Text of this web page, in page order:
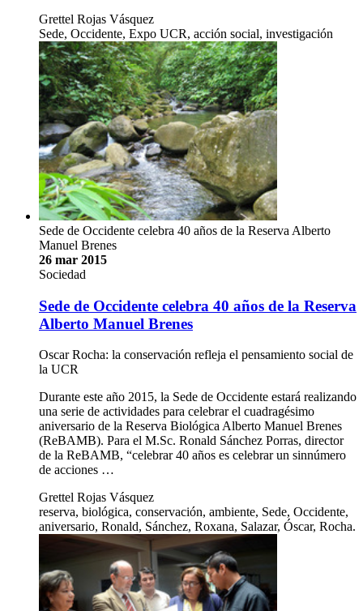
Grettel Rojas Vásquez
Sede, Occidente, Expo UCR, acción social, investigación
Sede de Occidente celebra 40 años de la Reserva Alberto
Manuel Brenes
26 mar 2015
Sociedad
Sede de Occidente celebra 40 años de la Reserva
Alberto Manuel Brenes
Oscar Rocha: la conservación refleja el pensamiento social de
la UCR
Durante este año 2015, la Sede de Occidente estará realizando
una serie de actividades para celebrar el cuadragésimo
aniversario de la Reserva Biológica Alberto Manuel Brenes
(ReBAMB). Para el M.Sc. Ronald Sánchez Porras, director
de la ReBAMB, “celebrar 40 años es celebrar un sinnúmero
de acciones …
Grettel Rojas Vásquez
reserva, biológica, conservación, ambiente, Sede, Occidente,
aniversario, Ronald, Sánchez, Roxana, Salazar, Óscar, Rocha.